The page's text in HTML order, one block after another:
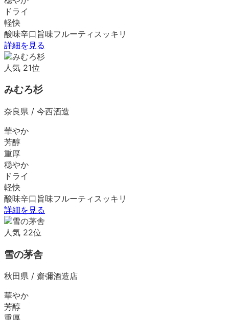
ドライ
軽快
酸味辛口 旨味フルーティ スッキリ
詳細を見る
人気 21位
みむろ杉
奈良県 / 今西酒造
華やか
芳醇
重厚
穏やか
ドライ
軽快
酸味辛口 旨味フルーティ スッキリ
詳細を見る
人気 22位
雪の茅舎
秋田県 / 齋彌酒造店
華やか
芳醇